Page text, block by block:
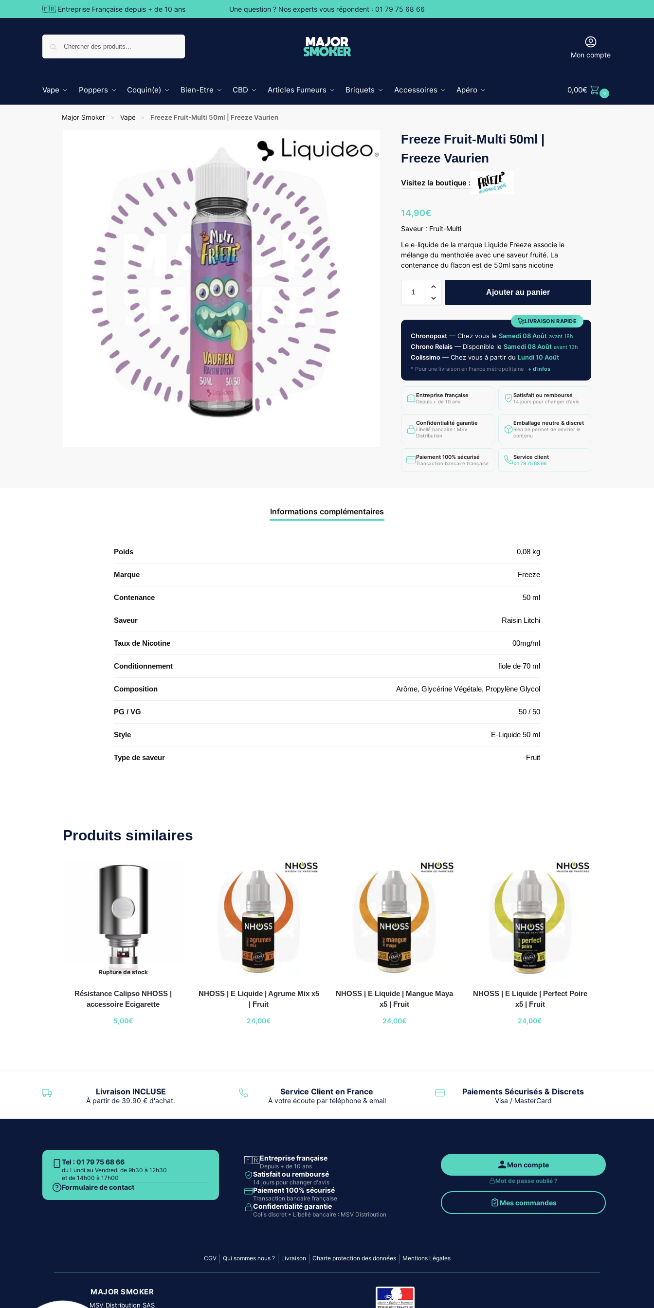
🇫🇷 Entreprise Française depuis + de 10 ans Une question ? Nos experts vous répondent : 01 79 75 68 66
Mon compte
Vape Poppers Coquin(e) Bien-Etre CBD Articles Fumeurs Briquets Accessoires Apéro 0,00€ 0
Major Smoker > Vape > Freeze Fruit-Multi 50ml | Freeze Vaurien
Freeze Fruit-Multi 50ml |
Freeze Vaurien
Visitez la boutique :
14,90€
Saveur : Fruit-Multi
Le e-liquide de la marque Liquide Freeze associe le
mélange du mentholée avec une saveur fruité. La
contenance du flacon est de 50ml sans nicotine
Ajouter au panier
🚀LIVRAISON RAPIDE
Chronopost — Chez vous leSamedi 08 Août avant 18h
Chrono Relais — Disponible leSamedi 08 Août avant 13h
Colissimo — Chez vous à partir du Lundi 10 Août
* Pour une livraison en France métropolitaine · + d'infos
Entreprise française
Depuis + de 10 ans
Satisfait ou remboursé
14 jours pour changer d'avis
Confidentialité garantie
Libellé bancaire : MSV
Distribution
Emballage neutre & discret
Rien ne permet de deviner le
contenu
Paiement 100% sécurisé
Transaction bancaire française
Service client
01 79 75 68 66
Informations complémentaires
Poids 0,08 kg
Marque Freeze
Contenance 50 ml
Saveur Raisin Litchi
Taux de Nicotine 00mg/ml
Conditionnement fiole de 70 ml
Composition Arôme, Glycérine Végétale, Propylène Glycol
PG / VG 50 / 50
Style E-Liquide 50 ml
Type de saveur Fruit
Produits similaires
Rupture de stock
Résistance Calipso NHOSS |
accessoire Ecigarette
5,00€
NHOSS | E Liquide | Agrume Mix x5
| Fruit
24,00€
NHOSS | E Liquide | Mangue Maya
x5 | Fruit
24,00€
NHOSS | E Liquide | Perfect Poire
x5 | Fruit
24,00€
Livraison INCLUSE
À partir de 39.90 € d'achat.
Service Client en France
À votre écoute par téléphone & email
Paiements Sécurisés & Discrets
Visa / MasterCard
Tel : 01 79 75 68 66
du Lundi au Vendredi de 9h30 à 12h30
et de 14h00 à 17h00
Formulaire de contact
🇫🇷Entreprise française
Depuis + de 10 ans
Satisfait ou remboursé
14 jours pour changer d'avis
Paiement 100% sécurisé
Transaction bancaire française
Confidentialité garantie
Colis discret • Libellé bancaire : MSV Distribution
Mon compte
Mot de passe oublié ?
Mes commandes
CGV Qui sommes nous ? Livraison Charte protection des données Mentions Légales
MAJOR SMOKER
MSV Distribution SAS